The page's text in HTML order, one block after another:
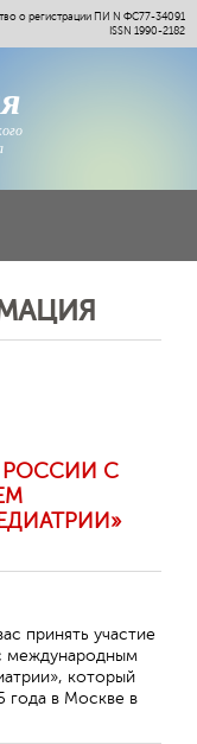
о регистрации ПИ N ФС77-34091
ISSN 1990-2182
РОССИИ С
принять участие
международным
который
года в Москве в